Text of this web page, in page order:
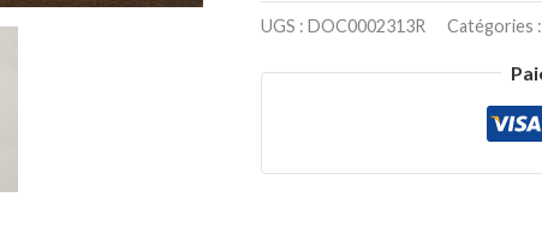
UGS : DOC0002313R Catégories :